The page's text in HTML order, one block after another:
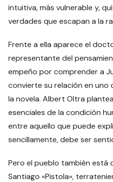
intuitiva, más vulnerable y,
verdades que escapan a la
Frente a ella aparece el
representante del
empeño por comprender a
convierte su relación en uno
la novela. Albert Oltra
esenciales de la condición
entre aquello que puede
sencillamente, debe ser
Pero el pueblo también está
Santiago «Pistola»,